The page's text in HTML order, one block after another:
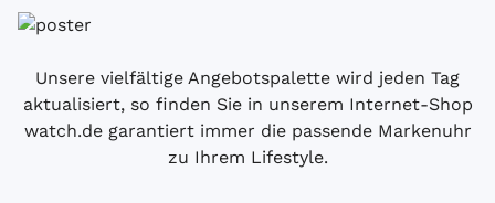
Unsere vielfältige Angebotspalette wird jeden Tag
aktualisiert, so finden Sie in unserem Internet-Shop
watch.de garantiert immer die passende Markenuhr
zu Ihrem Lifestyle.